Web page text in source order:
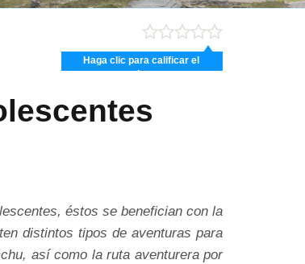
Haga clic para calificar el
éstos se benefician con la
distintos tipos de aventuras para
así como la ruta aventurera por